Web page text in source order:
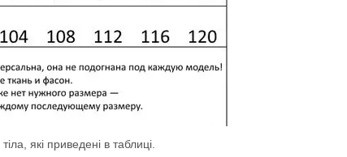
які приведені в таблиці.